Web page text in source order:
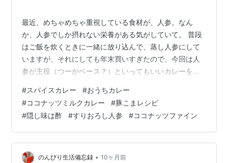
最近、めちゃめちゃ重視している食材が、人参。なん
か、人参でしか摂れない栄養がある気がしていて。 普段
はご飯を炊くときに一緒に放り込んで、蒸し人参にして
いますが、それにしても年末買いすぎたので、今回は人
参が主役（つーかベース？）といってもいいカレーを作
うことでGeminiにレシピを聞いたのがめちゃ美味しかっ
たので、自分用にまとめておきます。 【豚肉と人参のコ
コナッツスパイスカレー】 【材料】 ベース野菜 ・玉ね
ぎ（中1個・みじん切り） ・人参（中1本・すりおろし）
・ニンニク・生姜（各1片・すりおろし） メイン具材 ・
豚こま肉（200〜250g）…
#スパイスカレー #おうちカレー
#ココナッツミルクカレー #豚こまレシピ
#隠し味は酢 #すりおろし人参 #ココナッツファイン
のんびり生活備忘録 • 10ヶ月前